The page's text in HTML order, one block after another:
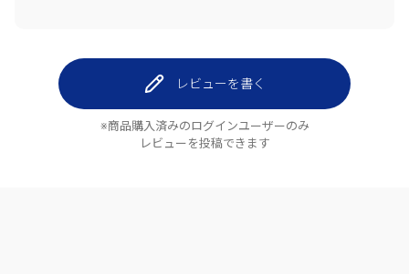
レビューを書く
※商品購入済みのログインユーザーのみ
レビューを投稿できます